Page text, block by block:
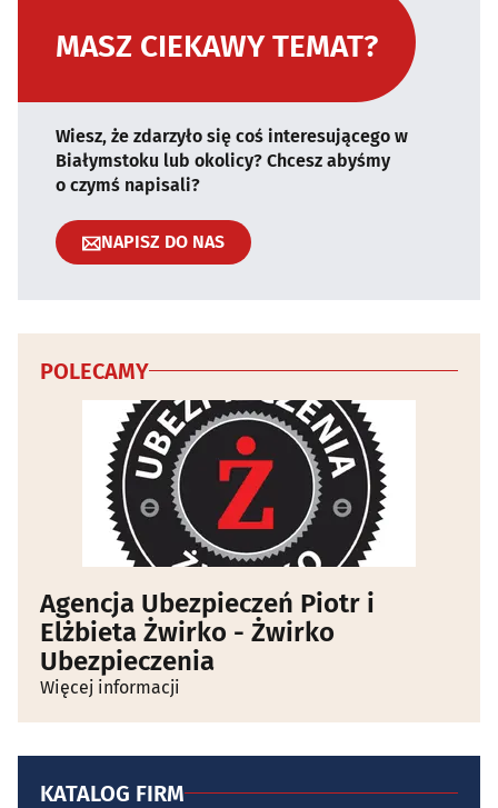
MASZ CIEKAWY TEMAT?
Wiesz, że zdarzyło się coś interesującego w
Białymstoku lub okolicy? Chcesz abyśmy
o czymś napisali?
NAPISZ DO NAS
POLECAMY
Agencja Ubezpieczeń Piotr i
Elżbieta Żwirko - Żwirko
Ubezpieczenia
Więcej informacji
KATALOG FIRM